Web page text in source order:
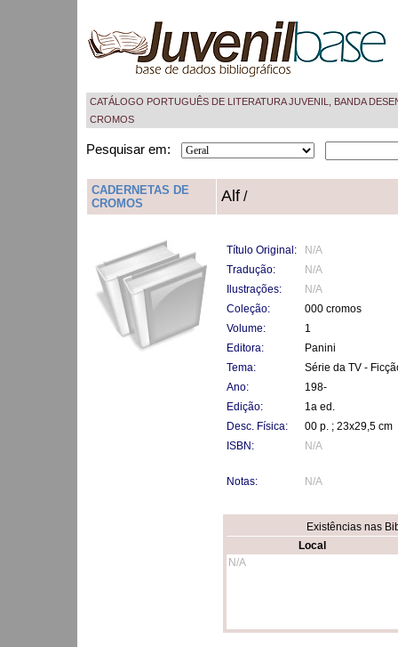
CATÁLOGO PORTUGUÊS DE LITERATURA JUVENIL, BANDA
CROMOS
Pesquisar em:
CADERNETAS DE
CROMOS
Alf/
Título Original:
N/A
Tradução:
N/A
Ilustrações:
N/A
Coleção:
000 cromos
Volume:
1
Editora:
Panini
Tema:
Série da TV -
Ano:
198-
Edição:
1a ed.
Desc. Física:
00 p. ; 23x29,5 cm
ISBN:
N/A
Notas: N/A
Existências nas
Local
N/A